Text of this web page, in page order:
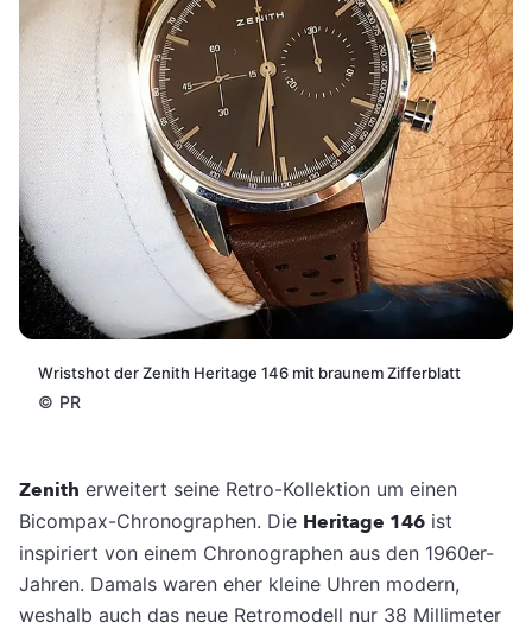
Wristshot der Zenith Heritage 146 mit braunem Zifferblatt
© PR
Zenith erweitert seine Retro-Kollektion um einen
Bicompax-Chronographen. Die Heritage 146 ist
inspiriert von einem Chronographen aus den 1960er-
Jahren. Damals waren eher kleine Uhren modern,
weshalb auch das neue Retromodell nur 38 Millimeter